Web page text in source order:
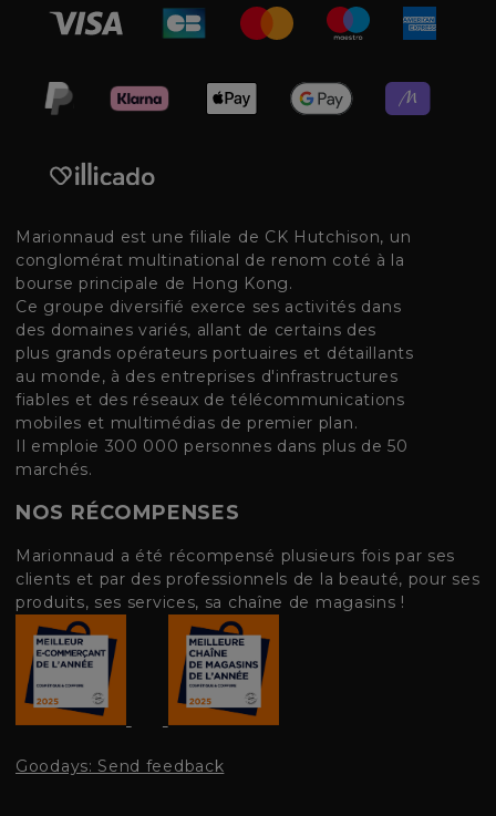
Marionnaud est une filiale de CK Hutchison, un
conglomérat multinational de renom coté à la
bourse principale de Hong Kong.
Ce groupe diversifié exerce ses activités dans
des domaines variés, allant de certains des
plus grands opérateurs portuaires et détaillants
au monde, à des entreprises d'infrastructures
fiables et des réseaux de télécommunications
mobiles et multimédias de premier plan.
Il emploie 300 000 personnes dans plus de 50
marchés.
NOS RÉCOMPENSES
Marionnaud a été récompensé plusieurs fois par ses
clients et par des professionnels de la beauté, pour ses
produits, ses services, sa chaîne de magasins !
Goodays: Send feedback